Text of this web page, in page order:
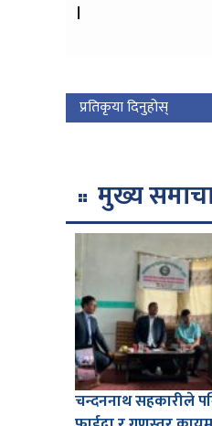
।
प्रतिकृया दिनुहोस्
मुख्य
चन्दननाथ सहकारीले